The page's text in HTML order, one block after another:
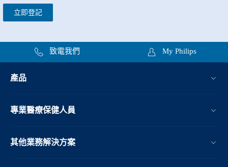
立即登記
致電我們 My Philips
產品
專業醫療保健人員
其他業務解決方案​